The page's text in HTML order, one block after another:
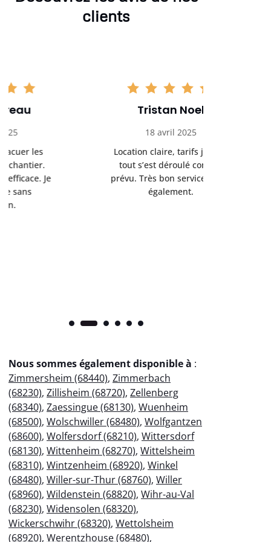
clients
Tristan Noel
Location claire, tarifs justes,
tout s’est déroulé comme
prévu. Très bon service client
Nous sommes également disponible à :
Zimmersheim (68440), Zimmerbach
(68230), Zillisheim (68720), Zellenberg
(68340), Zaessingue (68130), Wuenheim
(68500), Wolschwiller (68480), Wolfgantzen
(68600), Wolfersdorf (68210), Wittersdorf
(68130), Wittenheim (68270), Wittelsheim
(68310), Wintzenheim (68920), Winkel
(68480), Willer-sur-Thur (68760), Willer
(68960), Wildenstein (68820), Wihr-au-Val
(68230), Widensolen (68320),
Wickerschwihr (68320), Wettolsheim
(68920), Werentzhouse (68480),